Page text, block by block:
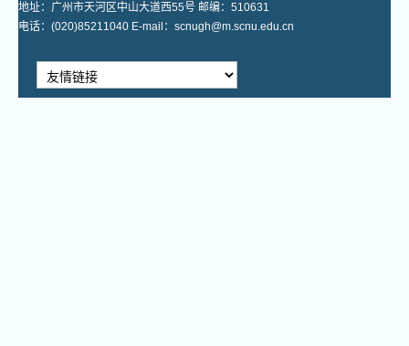
地址：广州市天河区中山大道西55号 邮编：510631
电话：(020)85211040 E-mail：scnugh@m.scnu.edu.cn